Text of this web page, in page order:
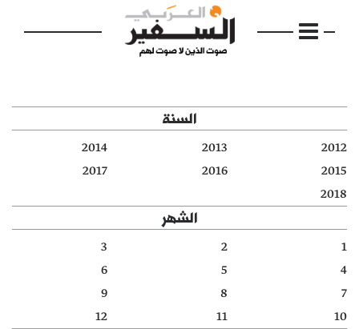
الرئيسية
مواضيع
دفاتر
السنة
2012
2013
2014
2015
2016
2017
2018
الشهر
1
2
3
4
5
6
7
8
9
10
11
12